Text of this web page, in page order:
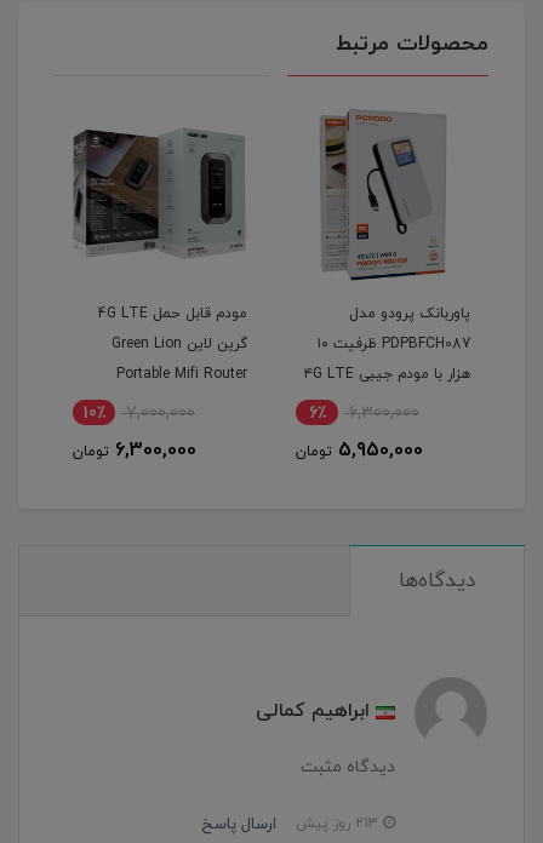
محصولات مرتبط
پاوربانک پرودو مدل
PDPBFCH087 ظرفیت ۱۰
هزار با مودم جیبی ۴G LTE
6,300,000 6٪
5,950,000 تومان
مودم قابل حمل 4G LTE
گرین لاین Green Lion
Portable Mifi Router
7,000,000 10٪
6,300,000 تومان
دیدگاه‌ها
ابراهیم کمالی
دیدگاه مثبت
ارسال پاسخ